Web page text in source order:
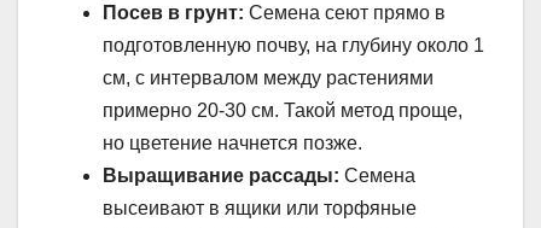
Посев в грунт: Семена сеют прямо в
подготовленную почву, на глубину около 1
см, с интервалом между растениями
примерно 20-30 см. Такой метод проще,
но цветение начнется позже.
Выращивание рассады: Семена
высеивают в ящики или торфяные